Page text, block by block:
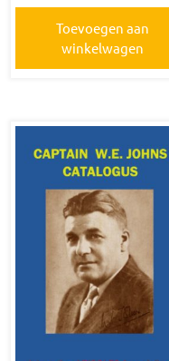
Toevoegen aan
winkelwagen